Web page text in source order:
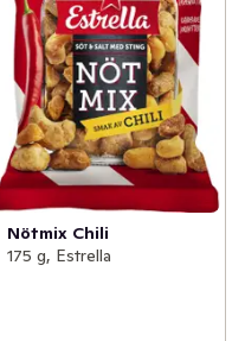
Nötmix Chili
175 g, Estrella